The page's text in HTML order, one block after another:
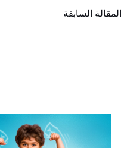
المقالة السابقة